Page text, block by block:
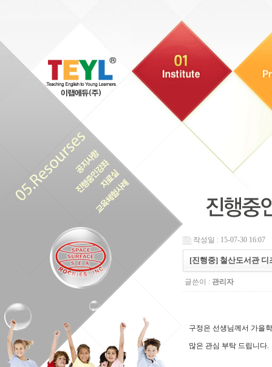
작성일 : 15-07-30 16:07
[진행중] 철산도서관 디
글쓴이 : 관리자
구정은 선생님께서 가을
많은 관심 부탁 드립니다.